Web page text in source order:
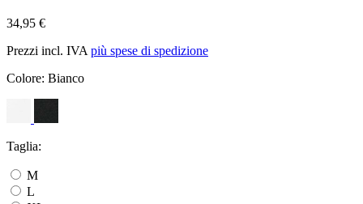
34,95 €
Prezzi incl. IVA più spese di spedizione
Colore: Bianco
Taglia:
M
L